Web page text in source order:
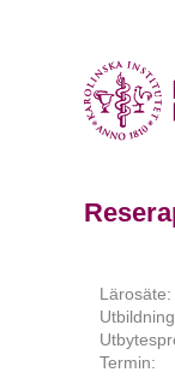
Lärosäte:
Termin: